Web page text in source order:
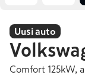
Uusi auto
Comfort 125kW,